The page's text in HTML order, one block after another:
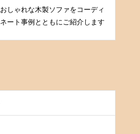
おしゃれな木製ソファをコーディ
ネート事例とともにご紹介します